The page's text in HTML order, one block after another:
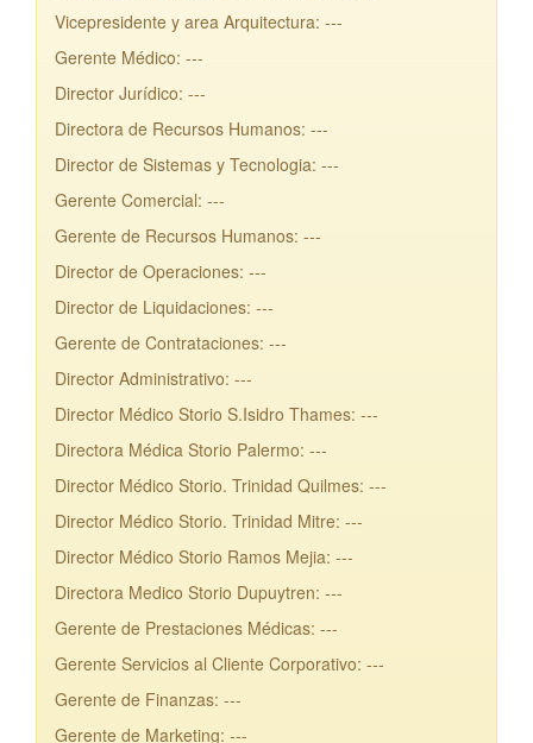
Vicepresidente y area Arquitectura: ---
Gerente Médico: ---
Director Jurídico: ---
Directora de Recursos Humanos: ---
Director de Sistemas y Tecnologia: ---
Gerente Comercial: ---
Gerente de Recursos Humanos: ---
Director de Operaciones: ---
Director de Liquidaciones: ---
Gerente de Contrataciones: ---
Director Administrativo: ---
Director Médico Storio S.Isidro Thames: ---
Directora Médica Storio Palermo: ---
Director Médico Storio. Trinidad Quilmes: ---
Director Médico Storio. Trinidad Mitre: ---
Director Médico Storio Ramos Mejia: ---
Directora Medico Storio Dupuytren: ---
Gerente de Prestaciones Médicas: ---
Gerente Servicios al Cliente Corporativo: ---
Gerente de Finanzas: ---
Gerente de Marketing: ---